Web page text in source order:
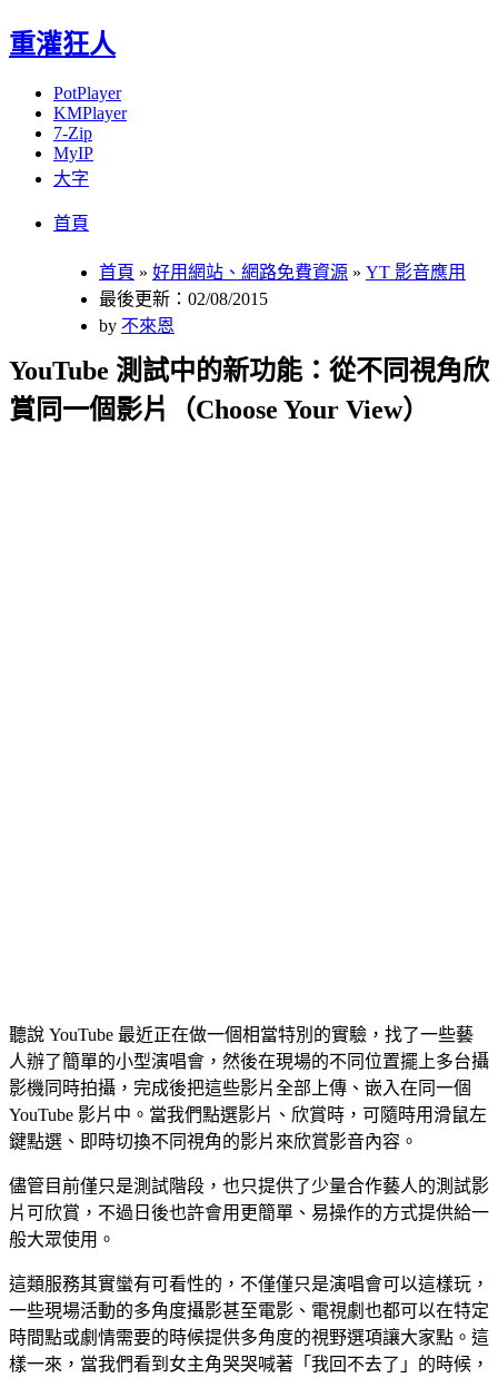
重灌狂人
PotPlayer
KMPlayer
7-Zip
MyIP
大字
首頁
首頁 » 好用網站、網路免費資源 » YT 影音應用
最後更新：02/08/2015
by 不來恩
YouTube 測試中的新功能：從不同視角欣
賞同一個影片（Choose Your View）
聽說 YouTube 最近正在做一個相當特別的實驗，找了一些藝
人辦了簡單的小型演唱會，然後在現場的不同位置擺上多台攝
影機同時拍攝，完成後把這些影片全部上傳、嵌入在同一個
YouTube 影片中。當我們點選影片、欣賞時，可隨時用滑鼠左
鍵點選、即時切換不同視角的影片來欣賞影音內容。
儘管目前僅只是測試階段，也只提供了少量合作藝人的測試影
片可欣賞，不過日後也許會用更簡單、易操作的方式提供給一
般大眾使用。
這類服務其實蠻有可看性的，不僅僅只是演唱會可以這樣玩，
一些現場活動的多角度攝影甚至電影、電視劇也都可以在特定
時間點或劇情需要的時候提供多角度的視野選項讓大家點。這
樣一來，當我們看到女主角哭哭喊著「我回不去了」的時候，